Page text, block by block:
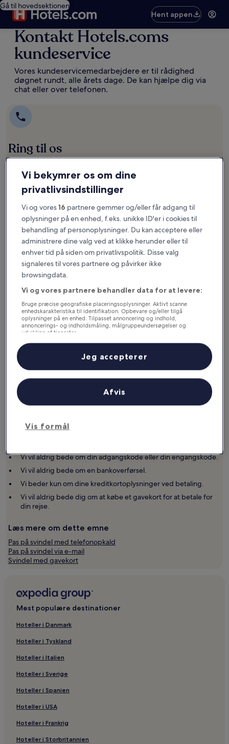
Gå til hovedsektionen
Hent appen
Kontakt Hotels.coms
kundeservice
Vores kundeservicemedarbejdere er til rådighed
døgnet rundt, alle årets dage. De kan hjælpe dig via
chat eller over telefonen.
Ring til os
telefonnummer og forbinde dig med den rette medarbejder.
Opens
in
a
new
window
Åbner
et
nyt
vindue
Chat med os
Vores chatbot kan give dig svar og hjælpe med at administrere din
hvis du har behov for det.
Chat nuOpens
in
a
window
Åbner
et
vindue
Gør det selv
Følg en trinvis vejledning for at ændre din reservation.
Opens
in
window
Åbner
i
vindue
Vi vil aldrig bede om din adgangskode eller din engangskode.
Vi vil aldrig bede om en bankoverførsel.
Vi beder kun om dine kreditkortoplysninger ved betaling.
Vi vil aldrig bede dig om at købe et gavekort for at betale for
din rejse.
Læs mere om dette emne
Pas på svindel med telefonopkald
Pas på svindel via e-mail
Svindel med gavekort
Mest populære destinationer
Hoteller i Danmark
Hoteller i Tyskland
Hoteller i Italien
Hoteller i Sverige
Hoteller i Spanien
Hoteller i USA
Hoteller i Frankrig
Hoteller i Storbritannien
Vi bekymrer os om dine
privatlivsindstillinger
Vi og vores16 partnere gemmer og/eller får adgang til
oplysninger på en enhed, f.eks. unikke ID'er i cookies til
behandling af personoplysninger. Du kan acceptere eller
administrere dine valg ved at klikke herunder eller til
enhver tid på siden om privatlivspolitik. Disse valg
signaleres til vores partnere og påvirker ikke
browsingdata.
Vi og vores partnere behandler data for at levere:
Bruge præcise geografiske placeringsoplysninger. Aktivt scanne
enhedskarakteristika til identifikation. Opbevare og/eller tilgå
oplysninger på en enhed. Tilpasset annoncering og indhold,
annoncerings- og indholdsmåling, målgruppeundersøgelser og
udvikling af tjenester.
Liste over partnere (leverandører)
Vis formål
Afvis
Jeg accepterer